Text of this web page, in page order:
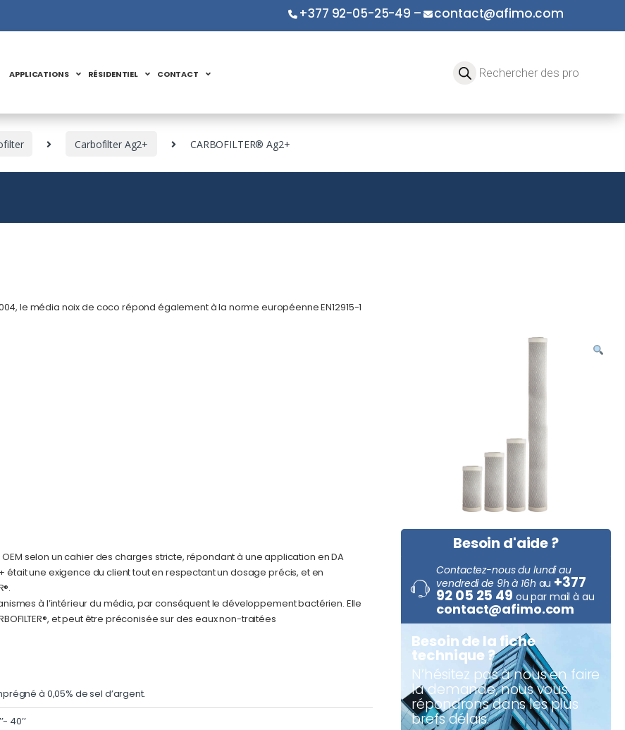
+377 92-05-25-49 – contact@afimo.com
APPLICATIONS RÉSIDENTIEL CONTACT
Carbofilter Ag2+ CARBOFILTER® Ag2+
le média noix de coco répond également à la norme européenne EN12915-1
selon un cahier des charges stricte, répondant à une application en DA
était une exigence du client tout en respectant un dosage précis, et en
à l’intérieur du média, par conséquent le développement bactérien. Elle
et peut être préconisée sur des eaux non-traitées
à 0,05% de sel d’argent.
40’’
Besoin d'aide ?
Contactez-nous du lundi au
vendredi de 9h à 16h au +377
92 05 25 49 ou par mail à au
contact@afimo.com
Besoin de la fiche
technique ?
N’hésitez pas à nous en faire
la demande, nous vous
répondrons dans les plus
brefs délais.